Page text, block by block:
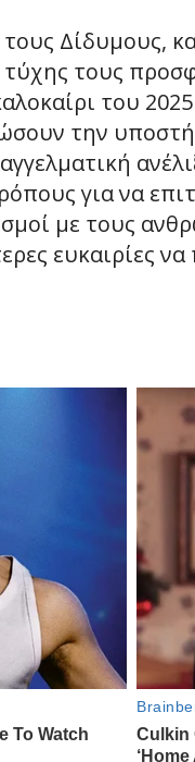
Δίδυμους,
τους
του
την
για να
με τους
ευκαιρίες